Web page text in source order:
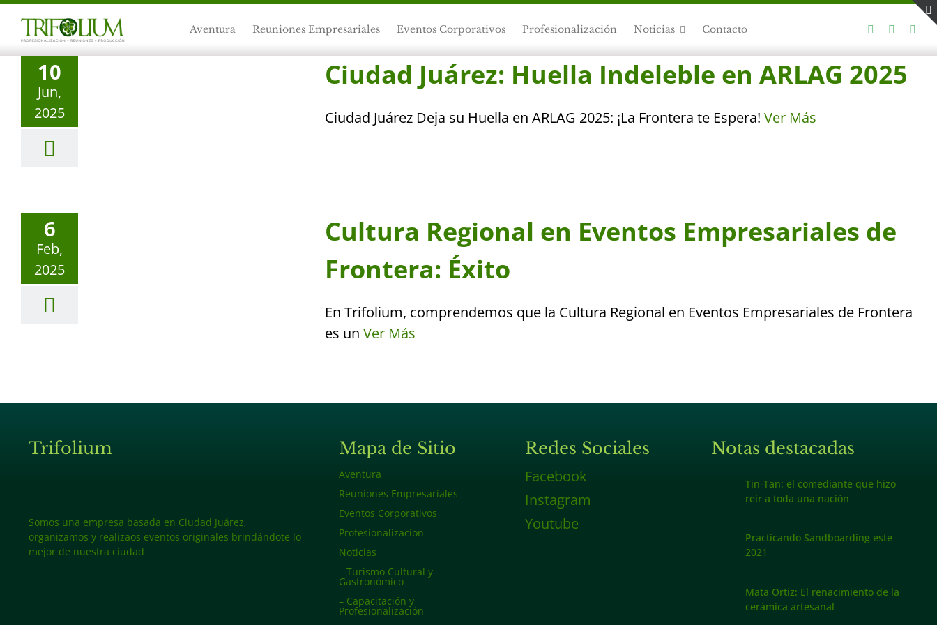
Skip
content
Aventura Reuniones Empresariales Eventos Corporativos Profesionalización Noticias Contacto
10
Jun,
2025
Ciudad Juárez: Huella Indeleble en ARLAG 2025
Ciudad Juárez Deja su Huella en ARLAG 2025: ¡La Frontera te Espera! Ver Más
6
Feb,
2025
Cultura Regional en Eventos Empresariales de
Frontera: Éxito
En Trifolium, comprendemos que la Cultura Regional en Eventos Empresariales de Frontera
es un Ver Más
Trifolium
Somos una empresa basada en Ciudad Juárez,
organizamos y realizaos eventos originales brindándote lo
mejor de nuestra ciudad
Mapa de Sitio
Aventura
Reuniones Empresariales
Eventos Corporativos
Profesionalizacion
Noticias
– Turismo Cultural y
Gastronómico
– Capacitación y
Profesionalización
Redes Sociales
Facebook
Instagram
Youtube
Notas destacadas
Tin-Tan: el comediante que hizo
reír a toda una nación
Practicando Sandboarding este
2021
Mata Ortiz: El renacimiento de la
cerámica artesanal